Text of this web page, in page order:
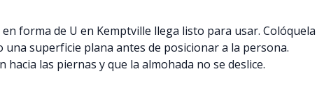
forma de U en Kemptville llega listo para usar. Colóquela
una superficie plana antes de posicionar a la persona.
las piernas y que la almohada no se deslice.